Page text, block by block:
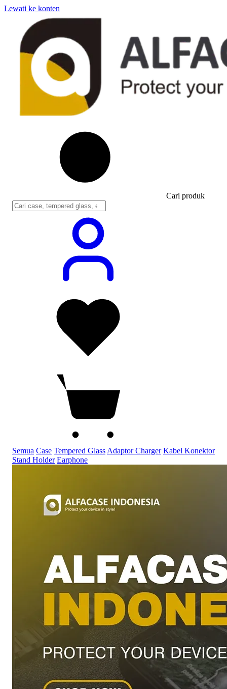
Lewati ke konten
Cari produk
Semua Case Tempered Glass Adaptor Charger Kabel Konektor
Stand Holder Earphone